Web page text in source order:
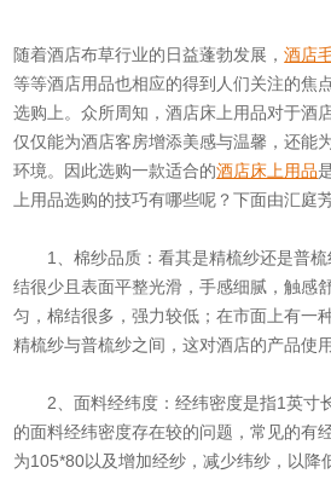
随着酒店布草行业的日益蓬勃发展，酒店
等等酒店用品也相应的得到人们关注的焦
选购上。众所周知，酒店床上用品对于酒
仅仅能为酒店客房增添美感与温馨，还能
环境。因此选购一款适合的酒店床上用品
上用品选购的技巧有哪些呢？下面由汇庭
1、棉纱品质：看其是精梳纱还是普梳
结很少且表面平整光滑，手感细腻，触感
匀，棉结很多，强力较低；在市面上有一
精梳纱与普梳纱之间，这对酒店的产品使
2、面料经纬度：经纬密度是指1英寸
的面料经纬密度存在较的问题，常见的有
为105*80以及增加经纱，减少纬纱，以降